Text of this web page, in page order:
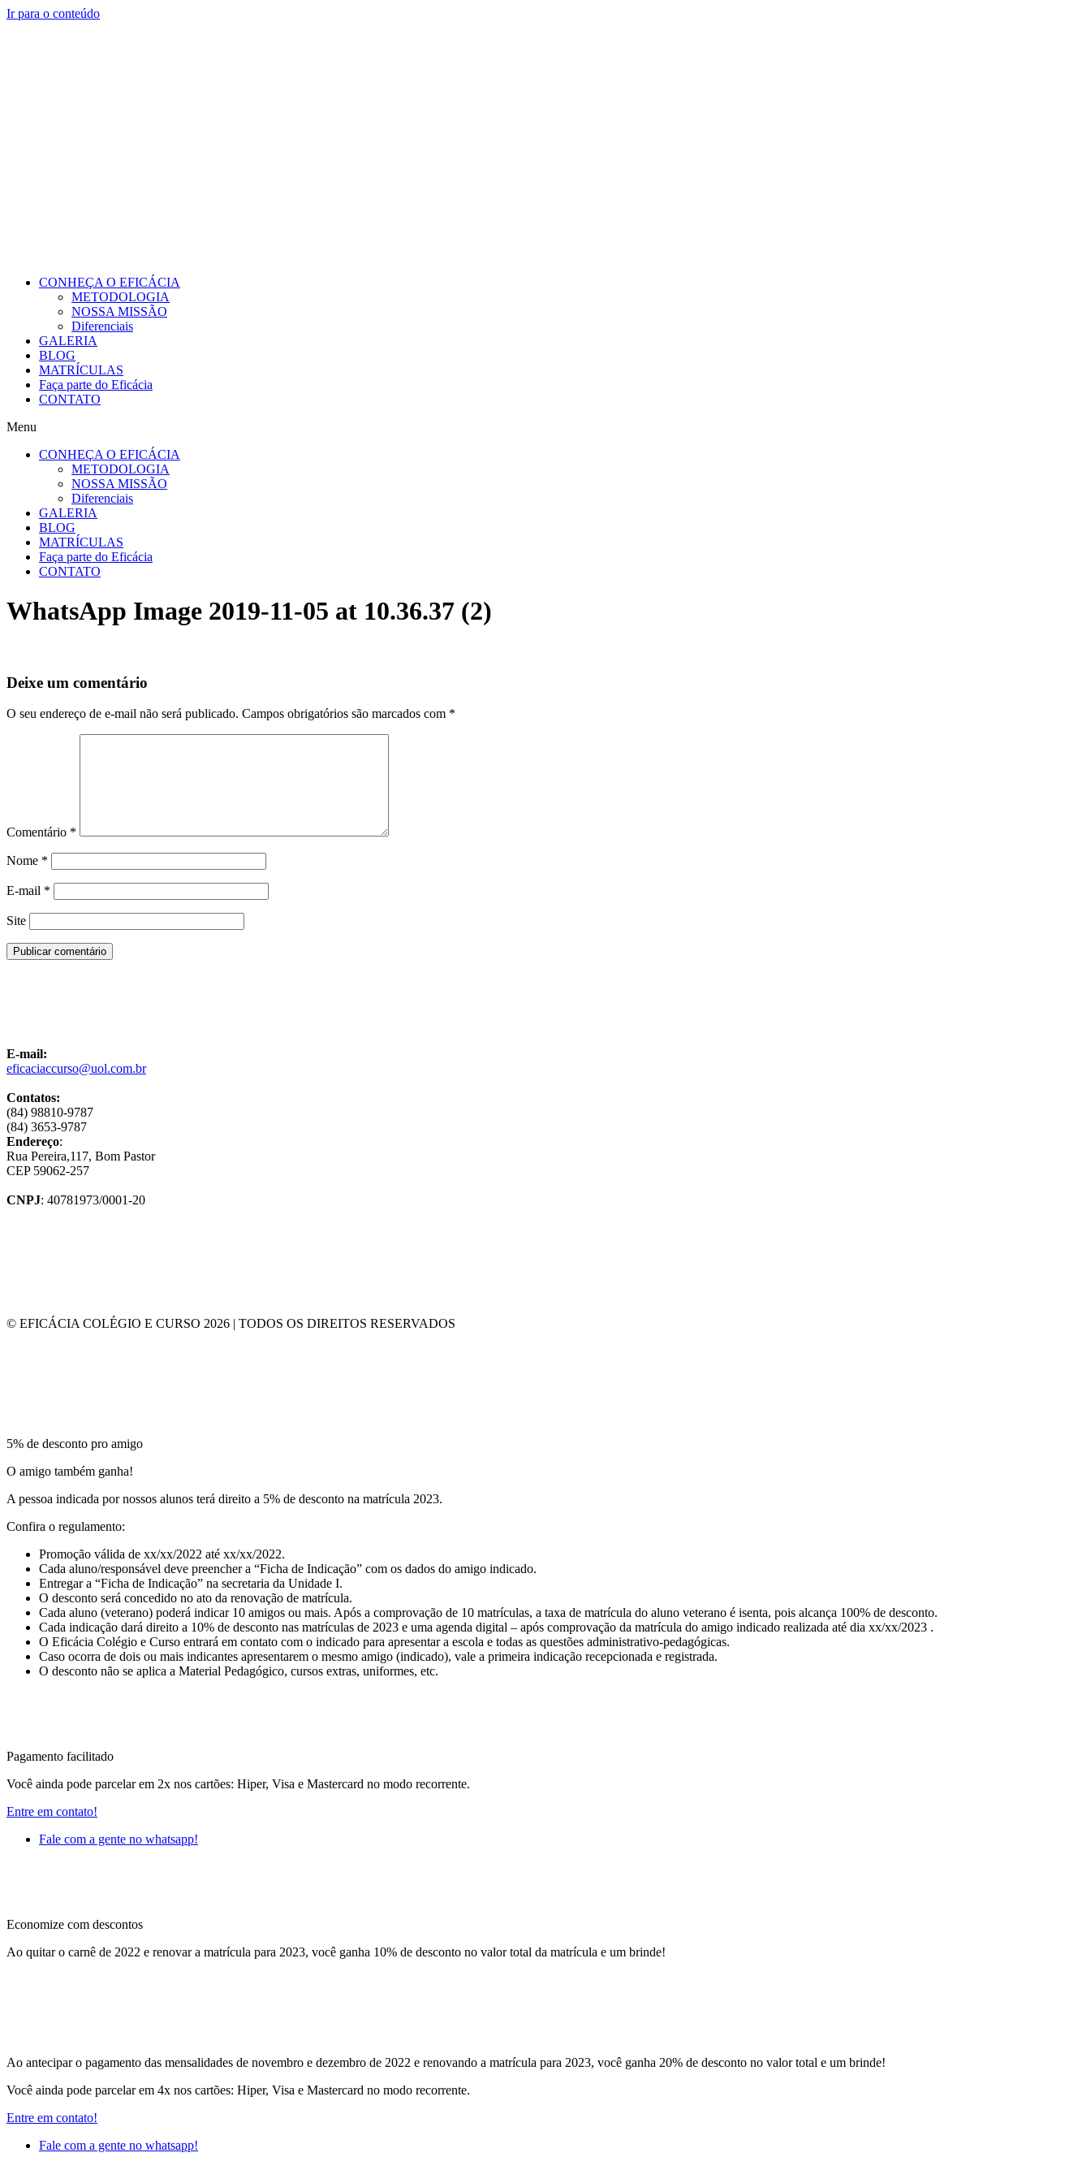
Ir para o conteúdo
CONHEÇA O EFICÁCIA
METODOLOGIA
NOSSA MISSÃO
Diferenciais
GALERIA
BLOG
MATRÍCULAS
Faça parte do Eficácia
CONTATO
Menu
CONHEÇA O EFICÁCIA
METODOLOGIA
NOSSA MISSÃO
Diferenciais
GALERIA
BLOG
MATRÍCULAS
Faça parte do Eficácia
CONTATO
WhatsApp Image 2019-11-05 at 10.36.37 (2)
Deixe um comentário
O seu endereço de e-mail não será publicado. Campos obrigatórios são marcados com *
Comentário *
Nome *
E-mail *
Site
E-mail:
eficaciaccurso@uol.com.br
Contatos:
(84) 98810-9787
(84) 3653-9787
Endereço:
Rua Pereira,117, Bom Pastor
CEP 59062-257
CNPJ: 40781973/0001-20
© EFICÁCIA COLÉGIO E CURSO 2026 | TODOS OS DIREITOS RESERVADOS
5% de desconto pro amigo
O amigo também ganha!
A pessoa indicada por nossos alunos terá direito a 5% de desconto na matrícula 2023.
Confira o regulamento:
Promoção válida de xx/xx/2022 até xx/xx/2022.
Cada aluno/responsável deve preencher a “Ficha de Indicação” com os dados do amigo indicado.
Entregar a “Ficha de Indicação” na secretaria da Unidade I.
O desconto será concedido no ato da renovação de matrícula.
Cada aluno (veterano) poderá indicar 10 amigos ou mais. Após a comprovação de 10 matrículas, a taxa de matrícula do aluno veterano é isenta, pois alcança 100% de desconto.
Cada indicação dará direito a 10% de desconto nas matrículas de 2023 e uma agenda digital – após comprovação da matrícula do amigo indicado realizada até dia xx/xx/2023 .
O Eficácia Colégio e Curso entrará em contato com o indicado para apresentar a escola e todas as questões administrativo-pedagógicas.
Caso ocorra de dois ou mais indicantes apresentarem o mesmo amigo (indicado), vale a primeira indicação recepcionada e registrada.
O desconto não se aplica a Material Pedagógico, cursos extras, uniformes, etc.
Pagamento facilitado
Você ainda pode parcelar em 2x nos cartões: Hiper, Visa e Mastercard no modo recorrente.
Entre em contato!
Fale com a gente no whatsapp!
Economize com descontos
Ao quitar o carnê de 2022 e renovar a matrícula para 2023, você ganha 10% de desconto no valor total da matrícula e um brinde!
Ao antecipar o pagamento das mensalidades de novembro e dezembro de 2022 e renovando a matrícula para 2023, você ganha 20% de desconto no valor total e um brinde!
Você ainda pode parcelar em 4x nos cartões: Hiper, Visa e Mastercard no modo recorrente.
Entre em contato!
Fale com a gente no whatsapp!